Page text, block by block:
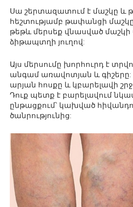
Սա շերտազատում է մաշկը և
հեշտությամբ թափանցի
թեթև մերսեք վնասված մաշկի
ձիթապտղի յուղով:
Այս մերսումը խորհուրդ է
անգամ առավոտյան և
արյան հոսքը և կբարելավի
Դուք պետք է բարելավում
ընթացքում՝ կախված
ծանրությունից: